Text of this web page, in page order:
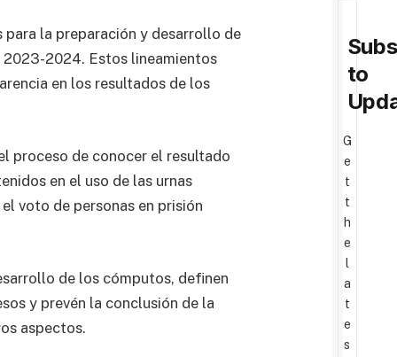
la preparación y desarrollo de
2024. Estos lineamientos
en los resultados de los
proceso de conocer el resultado
en el uso de las urnas
voto de personas en prisión
de los cómputos, definen
y prevén la conclusión de la
aspectos.
to
G
e
t
t
h
e
l
a
t
e
s